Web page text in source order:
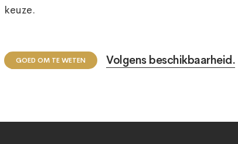
keuze.
GOED OM TE WETEN Volgens beschikbaarheid.